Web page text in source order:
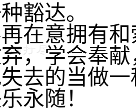
豁达。
在意拥有
，学会奉献
去的当做
永随！